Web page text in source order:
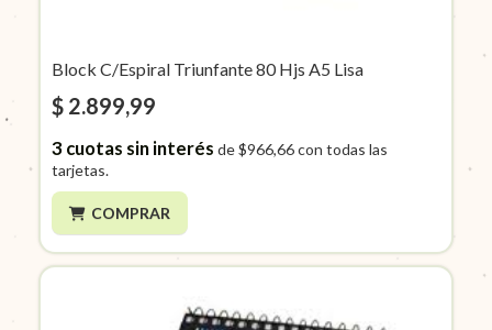
Block C/Espiral Triunfante 80 Hjs A5 Lisa
$ 2.899,99
3cuotas sin interés de$966,66con todas las
tarjetas.
COMPRAR